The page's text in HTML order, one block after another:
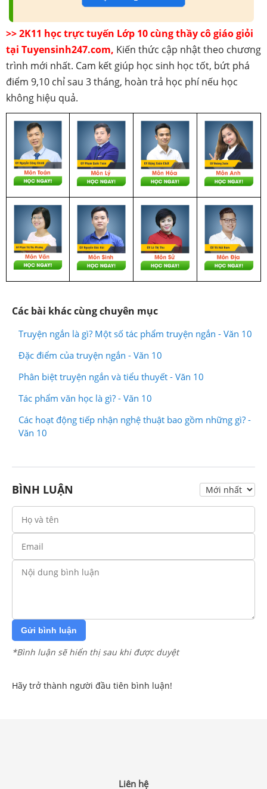
>> 2K11 học trực tuyến Lớp 10 cùng thầy cô giáo giỏi
tại Tuyensinh247.com, Kiến thức cập nhật theo chương
trình mới nhất. Cam kết giúp học sinh học tốt, bứt phá
điểm 9,10 chỉ sau 3 tháng, hoàn trả học phí nếu học
không hiệu quả.
Các bài khác cùng chuyên mục
Truyện ngắn là gì? Một số tác phẩm truyện ngắn - Văn 10
Đặc điểm của truyện ngắn - Văn 10
Phân biệt truyện ngắn và tiểu thuyết - Văn 10
Tác phẩm văn học là gì? - Văn 10
Các hoạt động tiếp nhận nghệ thuật bao gồm những gì? -
Văn 10
BÌNH LUẬN
Gửi bình luận
*Bình luận sẽ hiển thị sau khi được duyệt
Hãy trở thành người đầu tiên bình luận!
Liên hệ